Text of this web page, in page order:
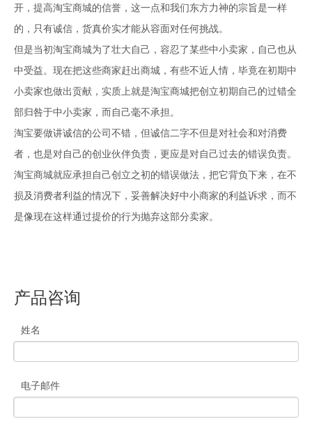
开，提高淘宝商城的信誉，这一点和我们东方力神的宗旨是一样
的，只有诚信，货真价实才能从容面对任何挑战。
但是当初淘宝商城为了壮大自己，容忍了某些中小卖家，自己也从
中受益。现在把这些商家赶出商城，有些不近人情，毕竟在初期中
小卖家也做出贡献，实质上就是淘宝商城把创立初期自己的过错全
部归咎于中小卖家，而自己毫不承担。
淘宝要做讲诚信的公司不错，但诚信二字不但是对社会和对消费
者，也是对自己的创业伙伴负责，更应是对自己过去的错误负责。
淘宝商城就应承担自己创立之初的错误做法，把它背负下来，在不
损及消费者利益的情况下，妥善解决好中小商家的利益诉求，而不
是像现在这样通过提价的行为抛弃这部分卖家。
产品咨询
姓名
电子邮件